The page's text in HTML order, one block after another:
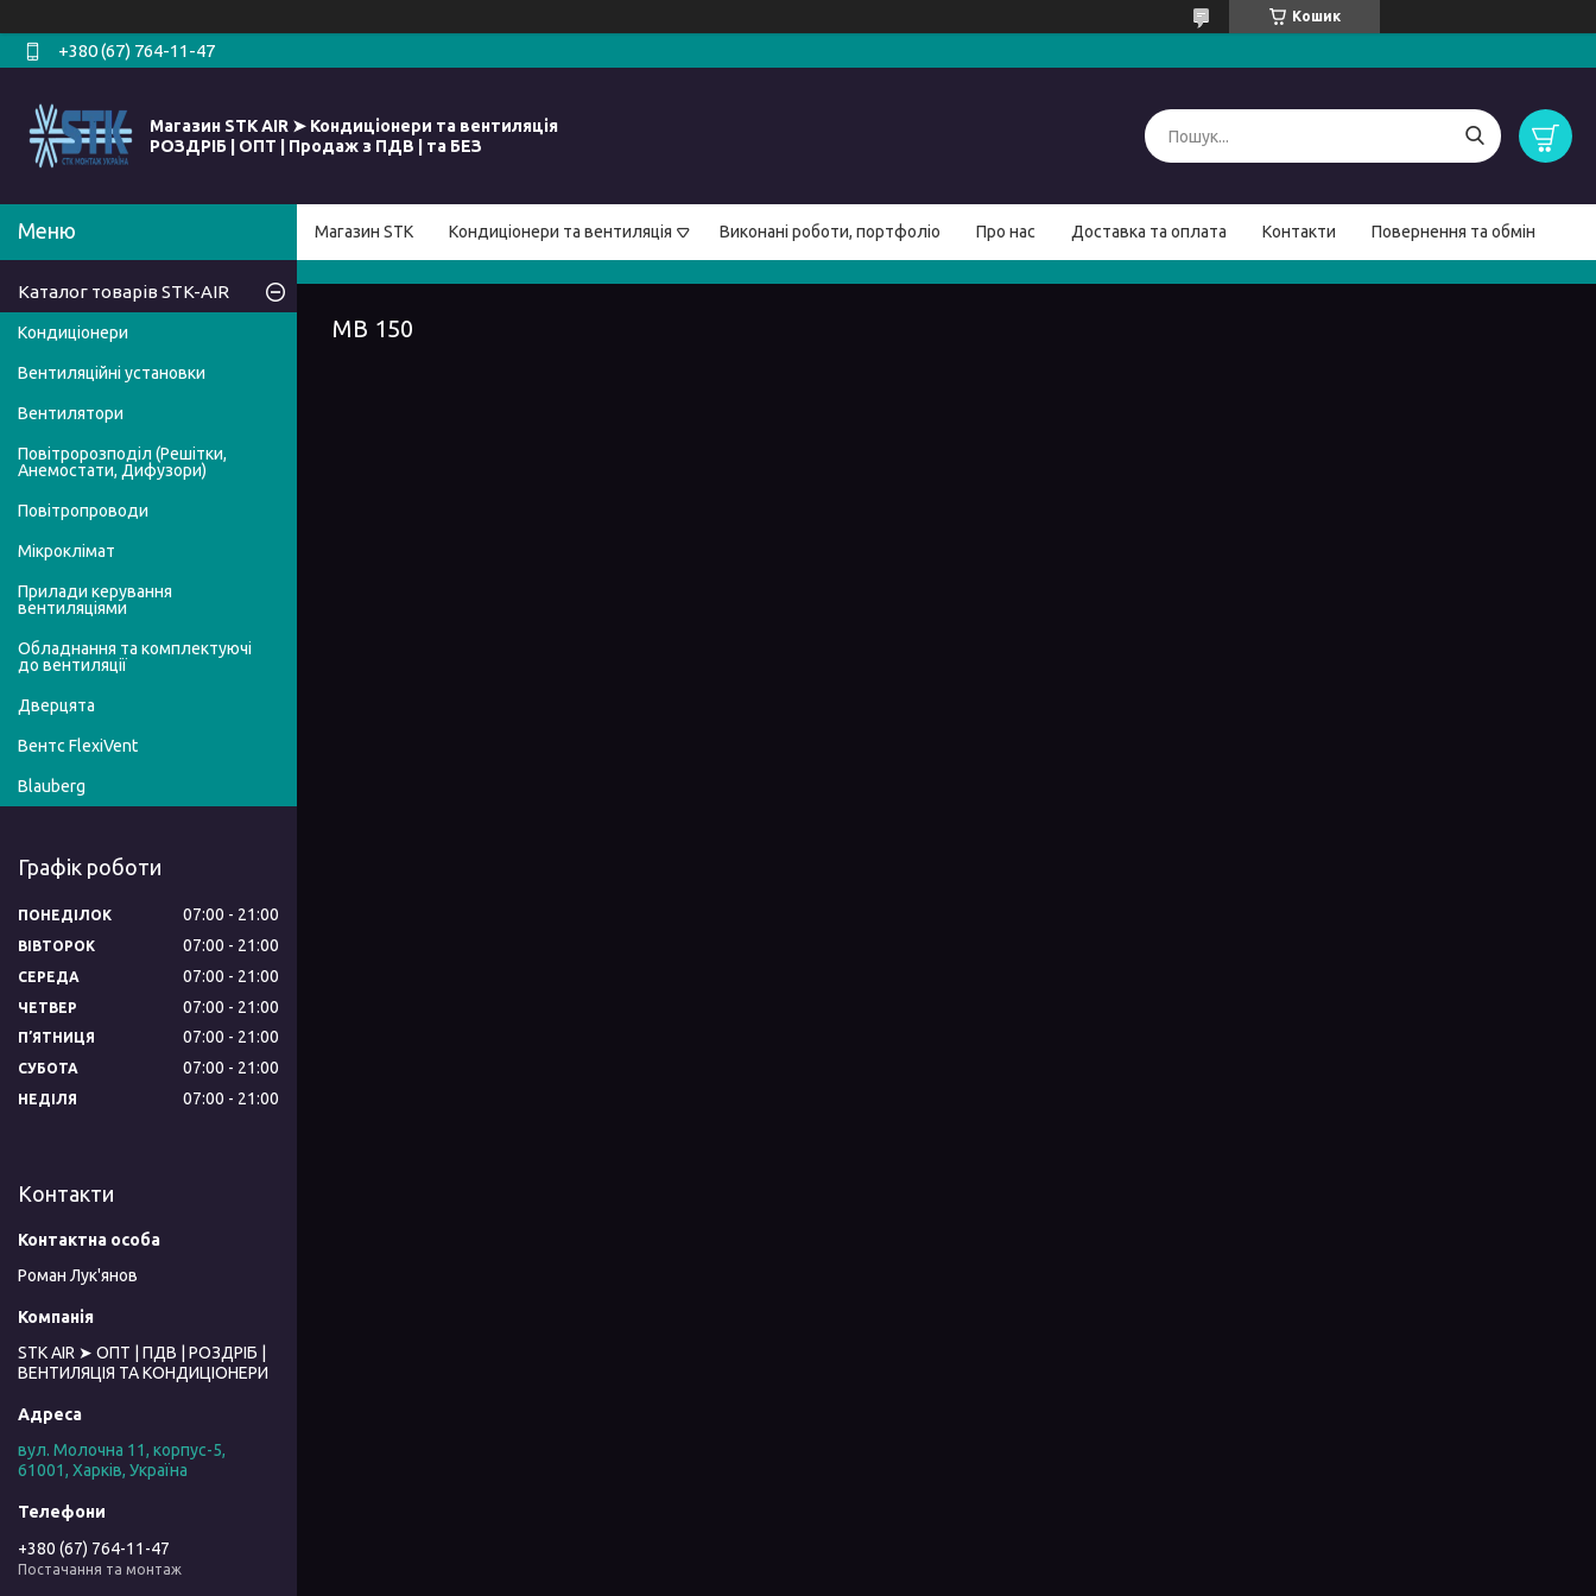
Кошик
+380 (67) 764-11-47
Магазин STK AIR ➤ Кондиціонери та вентиляція
РОЗДРІБ | ОПТ | Продаж з ПДВ | та БЕЗ
Магазин STK Кондиціонери та вентиляція Виконані роботи, портфоліо Про нас Доставка та оплата Контакти Повернення та обмін
МВ 150
Каталог товарів STK-AIR
Кондиціонери
Вентиляційні установки
Вентилятори
Повітророзподіл (Решітки,
Анемостати, Дифузори)
Повітропроводи
Мікроклімат
Прилади керування
вентиляціями
Обладнання та комплектуючі
до вентиляції
Дверцята
Вентс FlexiVent
Blauberg
Графік роботи
ПОНЕДІЛОК 07:00 21:00
ВІВТОРОК 07:00 21:00
СЕРЕДА 07:00 21:00
ЧЕТВЕР 07:00 21:00
ПʼЯТНИЦЯ 07:00 21:00
СУБОТА 07:00 21:00
НЕДІЛЯ 07:00 21:00
Контакти
Роман Лук'янов
STK AIR ➤ ОПТ | ПДВ | РОЗДРІБ |
ВЕНТИЛЯЦІЯ ТА КОНДИЦІОНЕРИ
вул. Молочна 11, корпус-5,
61001, Харків, Україна
+380 (67) 764-11-47
Постачання та монтаж